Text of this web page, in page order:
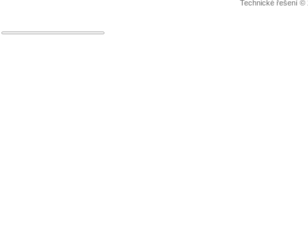
Technické řešení ©